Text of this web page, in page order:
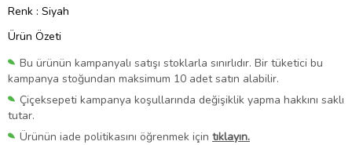
Renk : Siyah
Ürün Özeti
Bu ürünün kampanyalı satışı stoklarla sınırlıdır. Bir tüketici bu
kampanya stoğundan maksimum 10 adet satın alabilir.
Çiçeksepeti kampanya koşullarında değişiklik yapma hakkını saklı
tutar.
Ürünün iade politikasını öğrenmek için tıklayın.